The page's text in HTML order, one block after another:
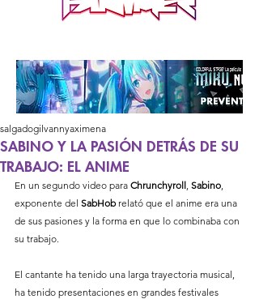
SABINO Y LA PASIÓN DETRÁS DE SU
TRABAJO: EL ANIME
salgadogilvannyaximena
En un segundo video para Chrunchyroll Sabino
exponente del SabHob relató que el anime era una
de sus pasiones y la forma en que lo combinaba con
su trabajo.
El cantante ha tenido una larga trayectoria musical,
ha tenido presentaciones en grandes festivales